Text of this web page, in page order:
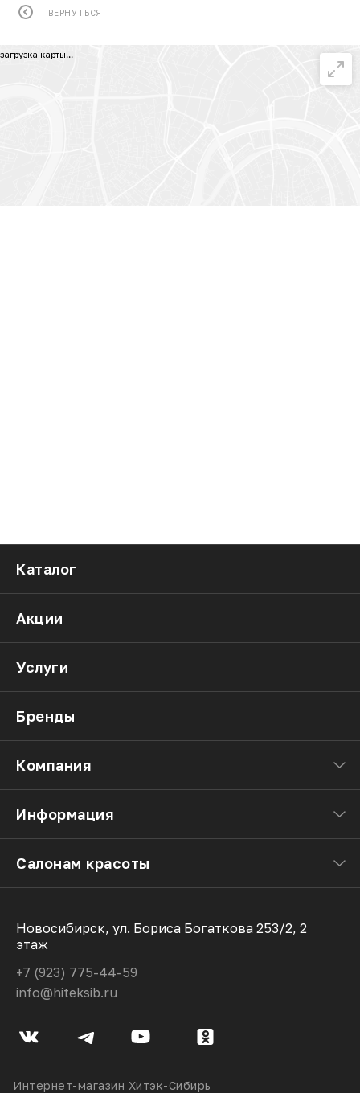
ВЕРНУТЬСЯ
загрузка карты...
Каталог
Акции
Услуги
Бренды
Компания
Информация
Салонам красоты
Новосибирск, ул. Бориса Богаткова 253/2, 2
этаж
+7 (923) 775-44-59
info@hiteksib.ru
Интернет-магазин Хитэк-Сибирь